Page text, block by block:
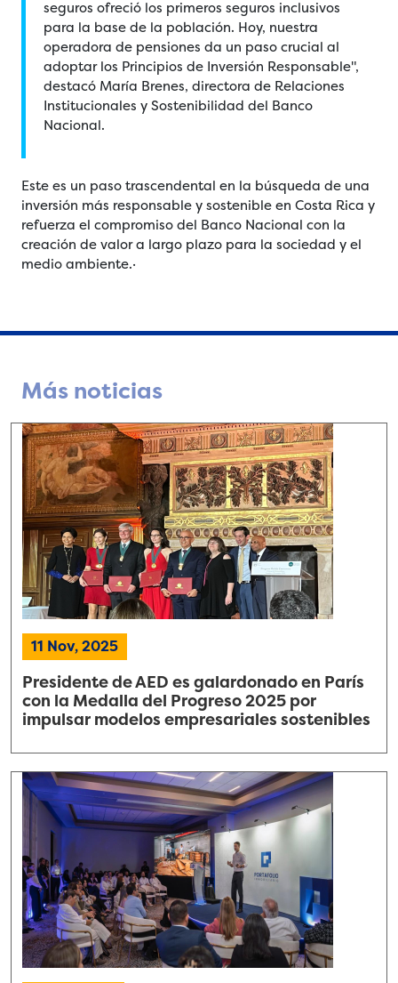
seguros ofreció los primeros seguros inclusivos
para la base de la población. Hoy, nuestra
operadora de pensiones da un paso crucial al
adoptar los Principios de Inversión Responsable",
destacó María Brenes, directora de Relaciones
Institucionales y Sostenibilidad del Banco
Nacional.
Este es un paso trascendental en la búsqueda de una
inversión más responsable y sostenible en Costa Rica y
refuerza el compromiso del Banco Nacional con la
creación de valor a largo plazo para la sociedad y el
medio ambiente.·
Más noticias
11 Nov, 2025
Presidente de AED es galardonado en París
con la Medalla del Progreso 2025 por
impulsar modelos empresariales sostenibles